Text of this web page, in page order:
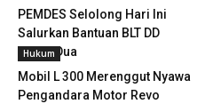
PEMDES Selolong Hari Ini
Salurkan Bantuan BLT DD
Tahap Dua
Hukum
Mobil L 300 Merenggut Nyawa
Pengandara Motor Revo